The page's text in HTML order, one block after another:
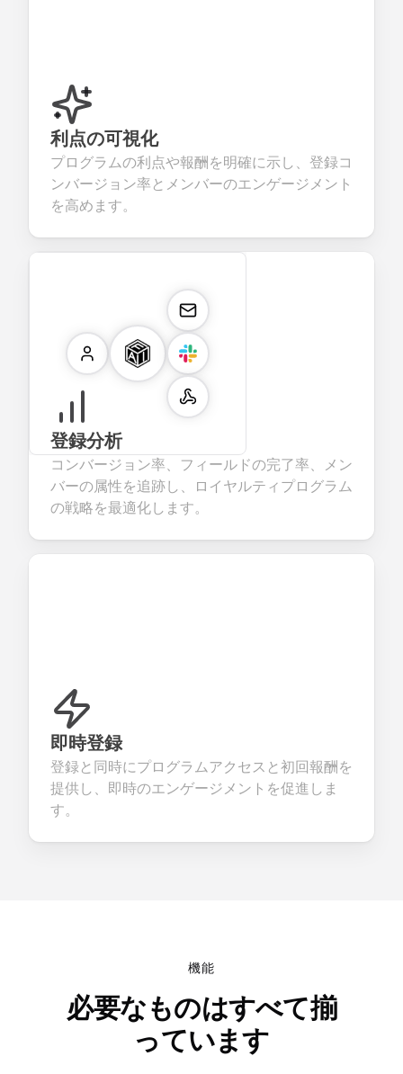
利点の可視化
プログラムの利点や報酬を明確に示し、登録コ
ンバージョン率とメンバーのエンゲージメント
を高めます。
登録分析
コンバージョン率、フィールドの完了率、メン
バーの属性を追跡し、ロイヤルティプログラム
の戦略を最適化します。
即時登録
登録と同時にプログラムアクセスと初回報酬を
提供し、即時のエンゲージメントを促進しま
す。
機能
必要なものはすべて揃
っています